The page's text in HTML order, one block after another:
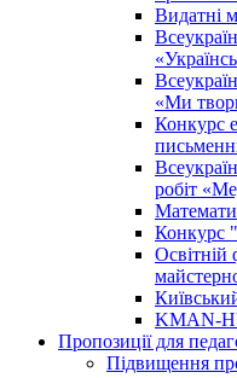
Видатні
«Ми
Конкурс
робіт
Конкурс
Освітній
KMAN-
Пропозиції для
Підвищення